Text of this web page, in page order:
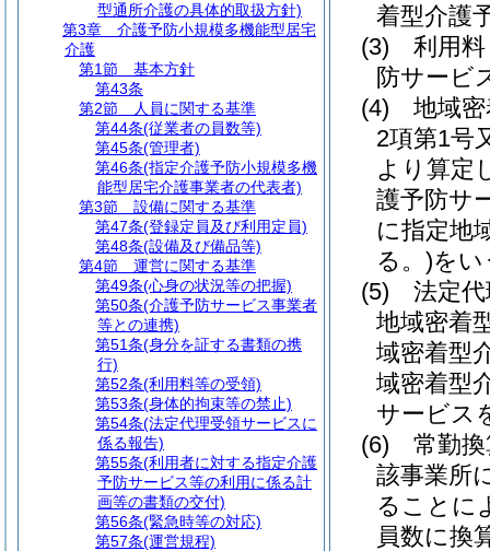
着型介護
(3)
利用
防サービ
(4)
地域
2項第1号
より算定
護予防サ
に指定地
る。)をい
(5)
法定
地域密着
域密着型
域密着型
サービス
(6)
常勤
該事業所
ることに
員数に換
型通所介護の具体的取扱方針)
第3章
介護予防小規模多機能型居宅
介護
第1節
基本方針
第43条
第2節
人員に関する基準
第44条(従業者の員数等)
第45条(管理者)
第46条(指定介護予防小規模多機
能型居宅介護事業者の代表者)
第3節
設備に関する基準
第47条(登録定員及び利用定員)
第48条(設備及び備品等)
第4節
運営に関する基準
第49条(心身の状況等の把握)
第50条(介護予防サービス事業者
等との連携)
第51条(身分を証する書類の携
行)
第52条(利用料等の受領)
第53条(身体的拘束等の禁止)
第54条(法定代理受領サービスに
係る報告)
第55条(利用者に対する指定介護
予防サービス等の利用に係る計
画等の書類の交付)
第56条(緊急時等の対応)
第57条(運営規程)